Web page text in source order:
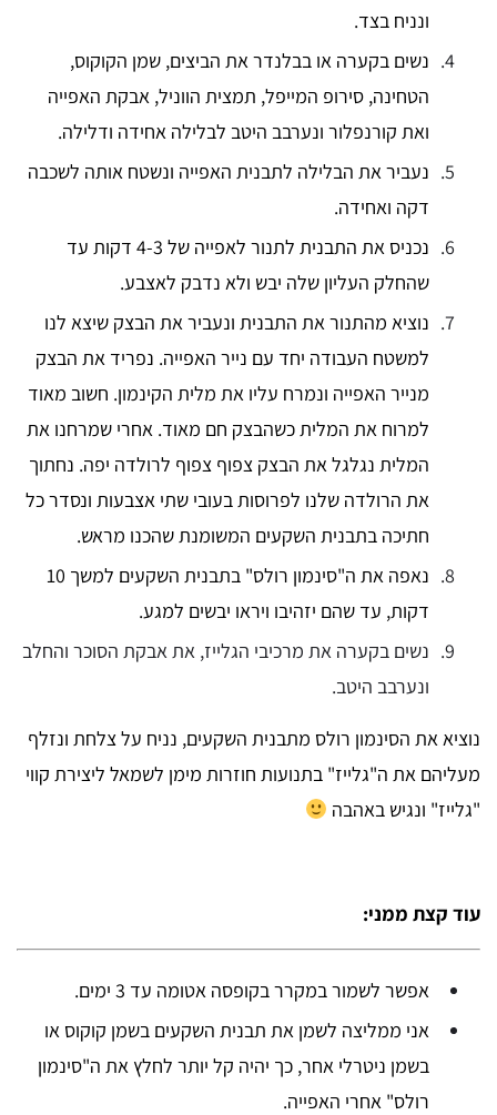
ונניח בצד.
נשים בקערה או בבלנדר את הביצים, שמן הקוקוס,
הטחינה, סירופ המייפל, תמצית הווניל, אבקת האפייה
ואת קורנפלור ונערבב היטב לבלילה אחידה ודלילה.
נעביר את הבלילה לתבנית האפייה ונשטח אותה לשכבה
דקה ואחידה.
נכניס את התבנית לתנור לאפייה של 4-3 דקות עד
שהחלק העליון שלה יבש ולא נדבק לאצבע.
נוציא מהתנור את התבנית ונעביר את הבצק שיצא לנו
למשטח העבודה יחד עם נייר האפייה. נפריד את הבצק
מנייר האפייה ונמרח עליו את מלית הקינמון. חשוב מאוד
למרוח את המלית כשהבצק חם מאוד. אחרי שמרחנו את
המלית נגלגל את הבצק צפוף צפוף לרולדה יפה. נחתוך
את הרולדה שלנו לפרוסות בעובי שתי אצבעות ונסדר כל
חתיכה בתבנית השקעים המשומנת שהכנו מראש.
נאפה את ה"סינמון רולס" בתבנית השקעים למשך 10
דקות, עד שהם יזהיבו ויראו יבשים למגע.
נשים בקערה את מרכיבי הגלייז, את אבקת הסוכר והחלב
ונערבב היטב.
נוציא את הסינמון רולס מתבנית השקעים, נניח על צלחת ונזלף
מעליהם את ה"גלייז" בתנועות חוזרות מימן לשמאל ליצירת קווי
"גלייז" ונגיש באהבה
עוד קצת ממני:
אפשר לשמור במקרר בקופסה אטומה עד 3 ימים.
אני ממליצה לשמן את תבנית השקעים בשמן קוקוס או
בשמן ניטרלי אחר, כך יהיה קל יותר לחלץ את ה"סינמון
רולס" אחרי האפייה.